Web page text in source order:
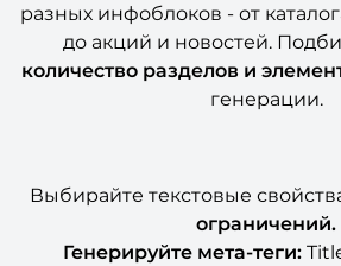
разных инфоблоков - от
до акций и новостей.
количество разделов и
генерации.
Выбирайте текстовые
ограничений.
Генерируйте мета-теги: